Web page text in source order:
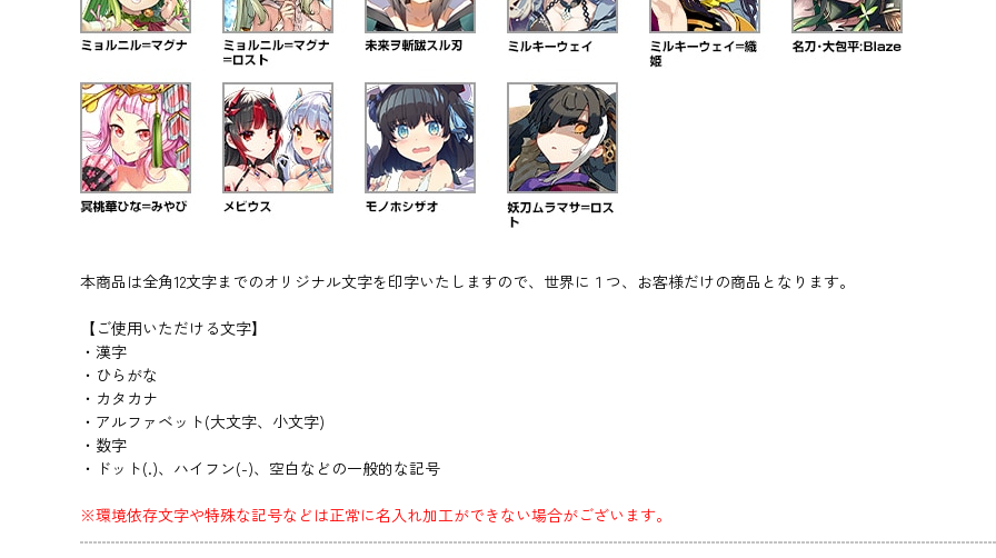
本商品は全角12文字までのオリジナル文字を印字いたしますので、世界に１つ、お客様だけの商品となります。
【ご使用いただける文字】
・漢字
・ひらがな
・カタカナ
・アルファベット(大文字、小文字)
・数字
・ドット(.)、ハイフン(-)、空白などの一般的な記号
※環境依存文字や特殊な記号などは正常に名入れ加工ができない場合がございます。